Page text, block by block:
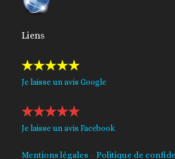
Liens
Je laisse un avis Google
Je laisse un avis Facebook
Mentions légales –Politique de